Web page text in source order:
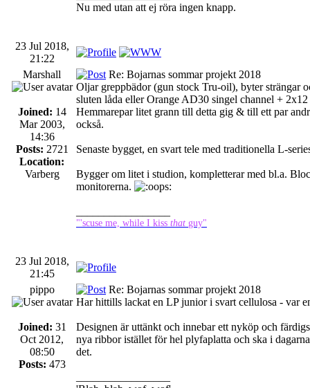
Nu med utan att ej röra ingen knapp.
23 Jul 2018,
21:22
Marshall
Joined: 14
Mar 2003,
14:36
Posts: 2721
Location:
Varberg
Re: Bojarnas sommar projekt 2018
Oljar greppbädor (gun stock Tru-oil), byter strängar
sluten låda eller Orange AD30 singel channel +
Hemmarepar litet grann till detta gig & till ett par
också.
Senaste bygget, en svart tele med traditionella L-
Bygger om litet i studion, kompletterar med bl.a.
monitorerna.
"'scuse me, while I kiss that guy"
23 Jul 2018,
21:45
pippo
Joined: 31
Oct 2012,
08:50
Posts: 473
Re: Bojarnas sommar projekt 2018
Har hittills lackat en LP junior i svart cellulosa - var
Designen är uttänkt och innebar ett nyköp och
nya ribbor istället för hel plyfaplatta och ska i
det.